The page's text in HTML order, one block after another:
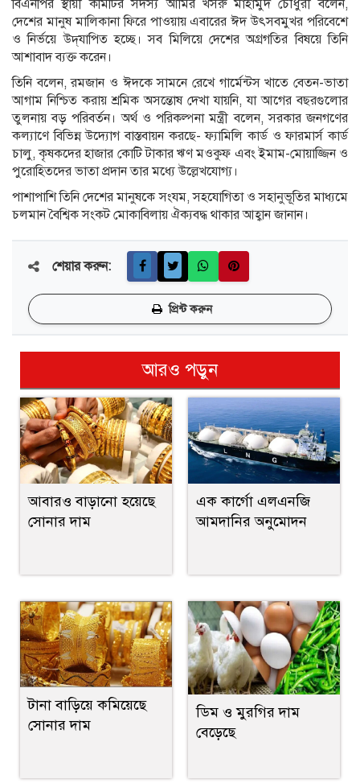
বিএনপির স্থায়ী কমিটির সদস্য আমির খসরু মাহামুদ চৌধুরী বলেন,
দেশের মানুষ মালিকানা ফিরে পাওয়ায় এবারের ঈদ উৎসবমুখর পরিবেশে
ও নির্ভয়ে উদ্‌যাপিত হচ্ছে। সব মিলিয়ে দেশের অগ্রগতির বিষয়ে তিনি
আশাবাদ ব্যক্ত করেন।
তিনি বলেন, রমজান ও ঈদকে সামনে রেখে গার্মেন্টস খাতে বেতন-ভাতা
আগাম নিশ্চিত করায় শ্রমিক অসন্তোষ দেখা যায়নি, যা আগের বছরগুলোর
তুলনায় বড় পরিবর্তন। অর্থ ও পরিকল্পনা মন্ত্রী বলেন, সরকার জনগণের
কল্যাণে বিভিন্ন উদ্যোগ বাস্তবায়ন করছে- ফ্যামিলি কার্ড ও ফারমার্স কার্ড
চালু, কৃষকদের হাজার কোটি টাকার ঋণ মওকুফ এবং ইমাম-মোয়াজ্জিন ও
পুরোহিতদের ভাতা প্রদান তার মধ্যে উল্লেখযোগ্য।
পাশাপাশি তিনি দেশের মানুষকে সংযম, সহযোগিতা ও সহানুভূতির মাধ্যমে
চলমান বৈশ্বিক সংকট মোকাবিলায় ঐক্যবদ্ধ থাকার আহ্বান জানান।
শেয়ার করুন:
প্রিন্ট করুন
আরও পড়ুন
আবারও বাড়ানো হয়েছে
সোনার দাম
এক কার্গো এলএনজি
আমদানির অনুমোদন
টানা বাড়িয়ে কমিয়েছে
সোনার দাম
ডিম ও মুরগির দাম
বেড়েছে